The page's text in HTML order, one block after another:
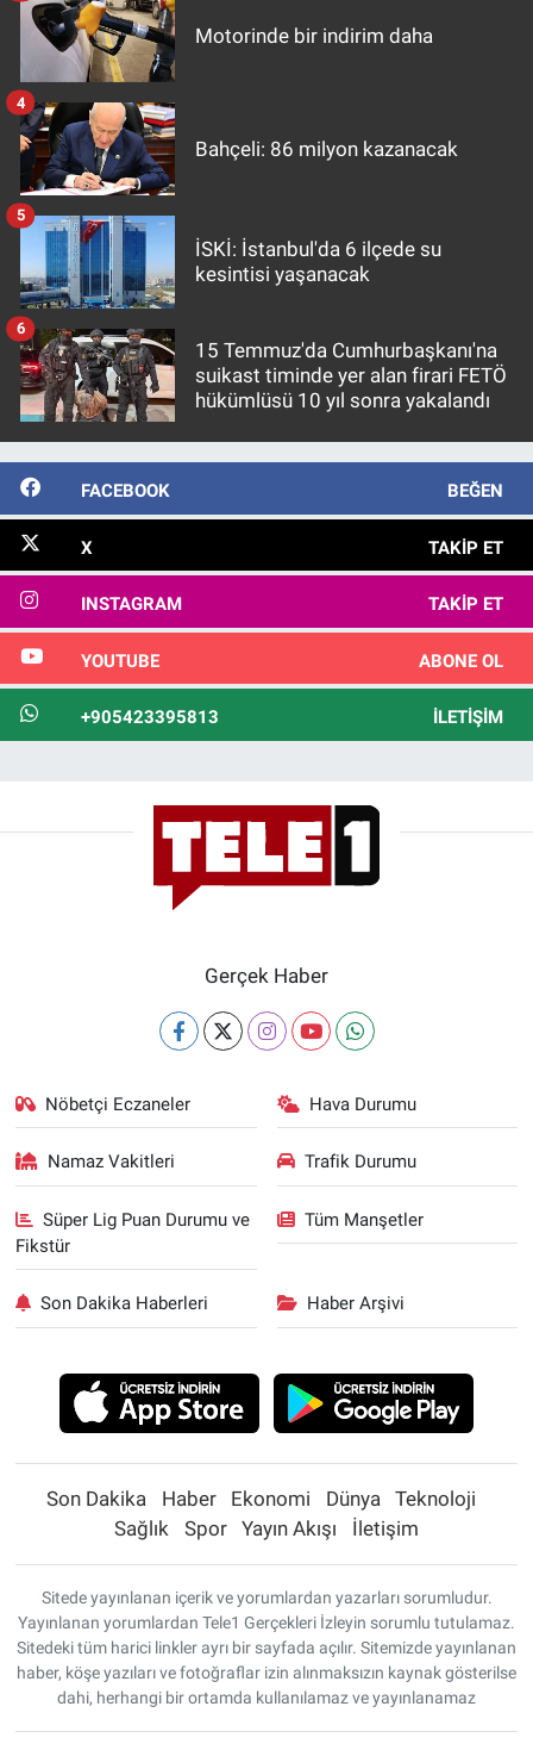
Motorinde bir indirim daha
Bahçeli: 86 milyon kazanacak
4
İSKİ: İstanbul'da 6 ilçede su
kesintisi yaşanacak
5
15 Temmuz'da Cumhurbaşkanı'na
suikast timinde yer alan firari FETÖ
hükümlüsü 10 yıl sonra yakalandı
6
FACEBOOK BEĞEN
X TAKIP ET
INSTAGRAM TAKIP ET
YOUTUBE ABONE OL
+905423395813 İLETIŞIM
Gerçek Haber
Nöbetçi Eczaneler Hava Durumu
Namaz Vakitleri Trafik Durumu
Süper Lig Puan Durumu ve
Fikstür
Tüm Manşetler
Son Dakika Haberleri Haber Arşivi
Son Dakika Haber Ekonomi Dünya
Teknoloji
Sağlık
Spor Yayın Akışı İletişim
Sitede yayınlanan içerik ve yorumlardan yazarları sorumludur.
Yayınlanan yorumlardan Tele1 Gerçekleri İzleyin sorumlu tutulamaz.
Sitedeki tüm harici linkler ayrı bir sayfada açılır. Sitemizde yayınlanan
haber, köşe yazıları ve fotoğraflar izin alınmaksızın kaynak gösterilse
dahi, herhangi bir ortamda kullanılamaz ve yayınlanamaz